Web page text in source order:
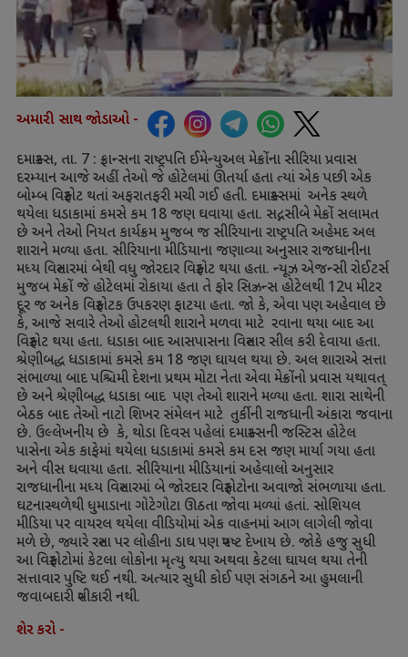
અમારી સાથ જોડાઓ -
દમાસ્ક્સ, તા. 7 : ફ્રાન્સના રાષ્ટ્રપતિ ઈમેન્યુઅલ મેક્રોંના સીરિયા પ્રવાસ
દરમ્યાન આજે અહીં તેઓ જે હોટેલમાં ઊતર્યા હતા ત્યાં એક પછી એક
બોમ્બ વિસ્ફોટ થતાં અફરાતફરી મચી ગઈ હતી. દમાસ્ક્સમાં અનેક સ્થળે
થયેલા ધડાકામાં કમસે કમ18 જણ ઘવાયા હતા. સદ્નસીબે મેક્રોં સલામત
છે અને તેઓ નિયત કાર્યક્રમ મુજબ જ સીરિયાના રાષ્ટ્રપતિ અહેમદ અલ
શારાને મળ્યા હતા. સીરિયાના મીડિયાના જણાવ્યા અનુસાર રાજધાનીના
મધ્ય વિસ્તારમાં બેથી વધુ જોરદાર વિસ્ફોટ થયા હતા. ન્યૂઝ એજન્સી રોઈટર્સ
મુજબ મેક્રોં જે હોટેલમાં રોકાયા હતા તે ફોર સિઝ્રન્સ હોટેલથી12પ મીટર
દૂર જ અનેક વિસ્ફોટક ઉપકરણ ફાટયા હતા. જો કે, એવા પણ અહેવાલ છે
કે, આજે સવારે તેઓ હોટલથી શારાને મળવા માટે રવાના થયા બાદ આ
વિસ્ફોટ થયા હતા. ધડાકા બાદ આસપાસના વિસ્તાર સીલ કરી દેવાયા હતા.
શ્રેણીબદ્ધ ધડાકામાં કમસે કમ18 જણ ઘાયલ થયા છે. અલ શારાએ સત્તા
સંભાળ્યા બાદ પશ્ચિમી દેશના પ્રથમ મોટા નેતા એવા મેક્રોંનો પ્રવાસ યથાવત્
છે અને શ્રેણીબદ્ધ ધડાકા બાદ પણ તેઓ શારાને મળ્યા હતા. શારા સાથેની
બેઠક બાદ તેઓ નાટો શિખર સંમેલન માટે તુર્કીની રાજધાની અંકારા જવાના
છે. ઉલ્લેખનીય છે કે, થોડા દિવસ પહેલાં દમાસ્ક્સની જસ્ટિસ હોટેલ
પાસેના એક કાફેમાં થયેલા ધડાકામાં કમસે કમ દસ જણ માર્યા ગયા હતા
અને વીસ ઘવાયા હતા. સીરિયાના મીડિયાનાં અહેવાલો અનુસાર
રાજધાનીના મધ્ય વિસ્તારમાં બે જોરદાર વિસ્ફોટોના અવાજો સંભળાયા હતા.
ઘટનાસ્થળેથી ધુમાડાના ગોટેગોટા ઊઠતા જોવા મળ્યાં હતાં. સોશિયલ
મીડિયા પર વાયરલ થયેલા વીડિયોમાં એક વાહનમાં આગ લાગેલી જોવા
મળે છે, જ્યારે રસ્તા પર લોહીના ડાઘ પણ સ્પષ્ટ દેખાય છે. જોકે હજુ સુધી
આ વિસ્ફોટોમાં કેટલા લોકોના મૃત્યુ થયા અથવા કેટલા ઘાયલ થયા તેની
સત્તાવાર પુષ્ટિ થઈ નથી. અત્યાર સુધી કોઈ પણ સંગઠને આ હુમલાની
જવાબદારી સ્વીકારી નથી.
શેર કરો -